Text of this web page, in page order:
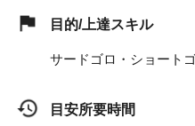
目的/上達スキル
サードゴロ・ショート
目安所要時間